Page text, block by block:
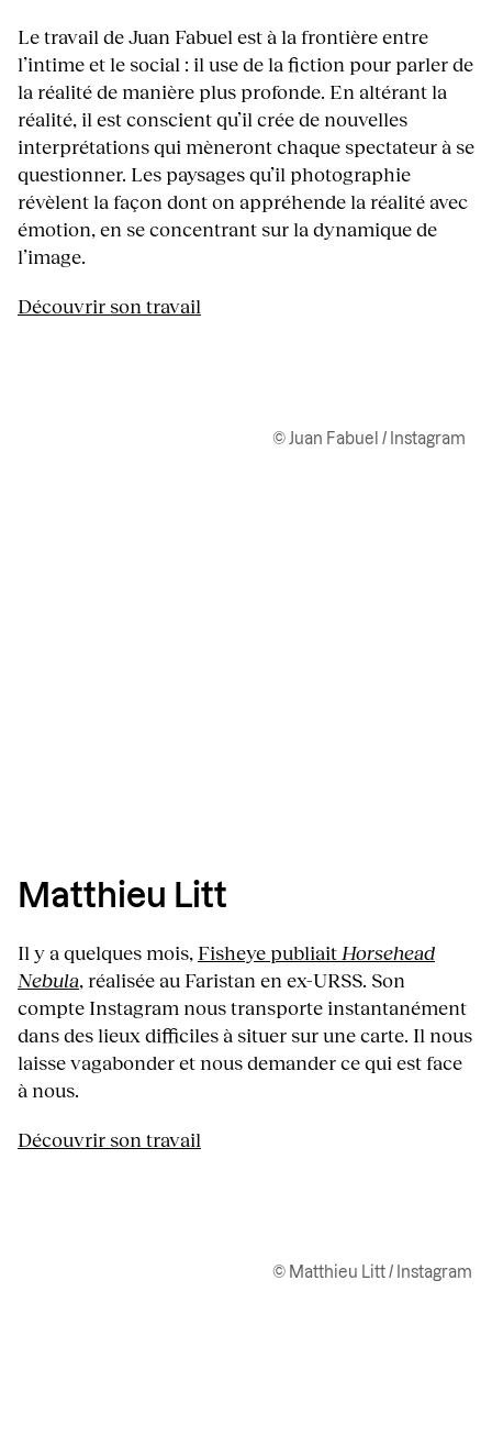
Le travail de Juan Fabuel est à la frontière entre
l’intime et le social : il use de la fiction pour parler de
la réalité de manière plus profonde. En altérant la
réalité, il est conscient qu’il crée de nouvelles
interprétations qui mèneront chaque spectateur à se
questionner. Les paysages qu’il photographie
révèlent la façon dont on appréhende la réalité avec
émotion, en se concentrant sur la dynamique de
l’image.
Découvrir son travail
© Juan Fabuel / Instagram
Matthieu Litt
Il y a quelques mois, Fisheye publiait Horsehead
Nebula, réalisée au Faristan en ex-URSS. Son
compte Instagram nous transporte instantanément
dans des lieux difficiles à situer sur une carte. Il nous
laisse vagabonder et nous demander ce qui est face
à nous.
Découvrir son travail
© Matthieu Litt / Instagram